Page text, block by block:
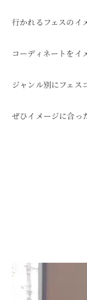
行かれるフェスのイ
コーディネートをイ
ジャンル別にフェス
ぜひイメージに合っ